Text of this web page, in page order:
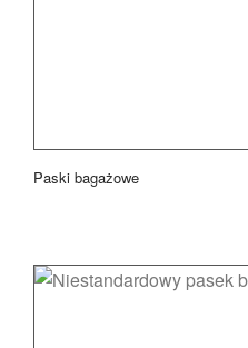
Paski bagażowe